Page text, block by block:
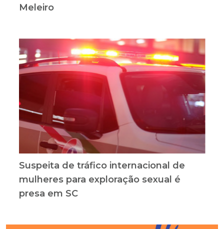
Meleiro
Suspeita de tráfico internacional de
mulheres para exploração sexual é
presa em SC